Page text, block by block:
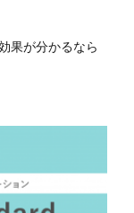
果が分かるなら